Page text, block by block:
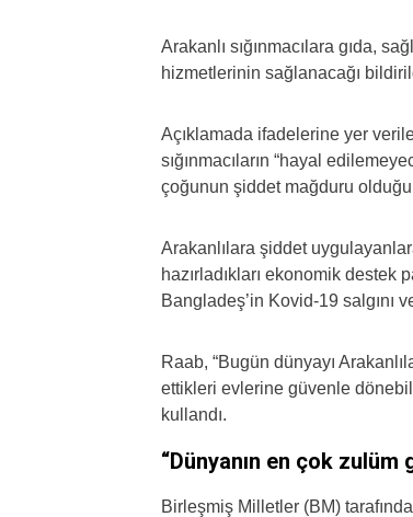
Arakanlı sığınmacılara gıda,
hizmetlerinin sağlanacağı
Açıklamada ifadelerine yer
sığınmacıların “hayal
çoğunun şiddet mağduru
Arakanlılara şiddet
hazırladıkları ekonomik destek
Bangladeş’in Kovid-19 salgını
Raab, “Bugün dünyayı
ettikleri evlerine güvenle
kullandı.
“Dünyanın en çok zulüm
Birleşmiş Milletler (BM)